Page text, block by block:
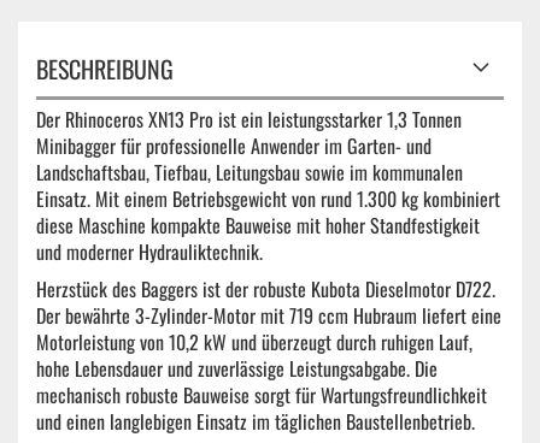
BESCHREIBUNG
Der Rhinoceros XN13 Pro ist ein leistungsstarker 1,3 Tonnen
Minibagger für professionelle Anwender im Garten- und
Landschaftsbau, Tiefbau, Leitungsbau sowie im kommunalen
Einsatz. Mit einem Betriebsgewicht von rund 1.300 kg kombiniert
diese Maschine kompakte Bauweise mit hoher Standfestigkeit
und moderner Hydrauliktechnik.
Herzstück des Baggers ist der robuste Kubota Dieselmotor D722.
Der bewährte 3-Zylinder-Motor mit 719 ccm Hubraum liefert eine
Motorleistung von 10,2 kW und überzeugt durch ruhigen Lauf,
hohe Lebensdauer und zuverlässige Leistungsabgabe. Die
mechanisch robuste Bauweise sorgt für Wartungsfreundlichkeit
und einen langlebigen Einsatz im täglichen Baustellenbetrieb.